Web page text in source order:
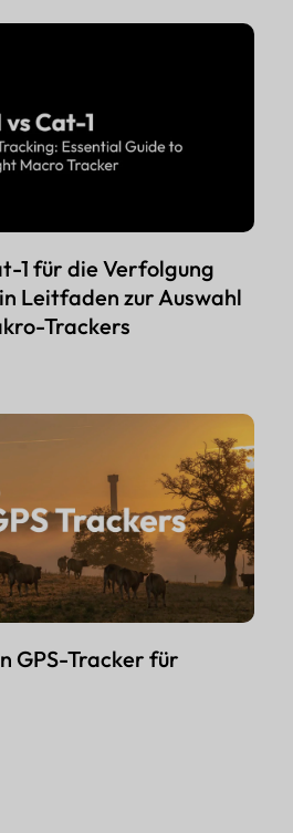
1 für die Verfolgung
Leitfaden zur Auswahl
Trackers
GPS-Tracker für